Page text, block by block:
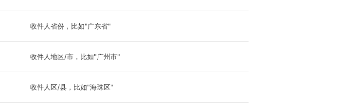
收件人省份，比如"广东省"
收件人地区/市，比如"广州市"
收件人区/县，比如"海珠区"